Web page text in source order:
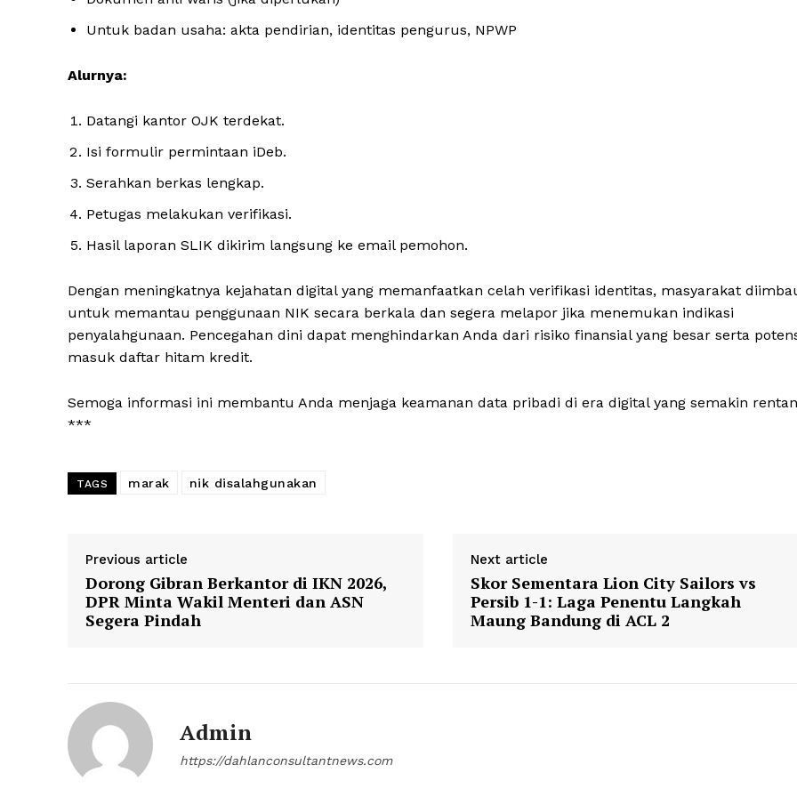
Untuk badan usaha: akta pendirian, identitas pengurus, NPWP
Alurnya:
Datangi kantor OJK terdekat.
Isi formulir permintaan iDeb.
Serahkan berkas lengkap.
Petugas melakukan verifikasi.
Hasil laporan SLIK dikirim langsung ke email pemohon.
Dengan meningkatnya kejahatan digital yang memanfaatkan celah verifikasi identitas, masyarakat
untuk memantau penggunaan NIK secara berkala dan segera melapor jika menemukan indikasi
penyalahgunaan. Pencegahan dini dapat menghindarkan Anda dari risiko finansial yang besar serta
masuk daftar hitam kredit.
Semoga informasi ini membantu Anda menjaga keamanan data pribadi di era digital yang semakin
***
TAGS marak nik disalahgunakan
Previous article
Dorong Gibran Berkantor di IKN 2026,
DPR Minta Wakil Menteri dan ASN
Segera Pindah
Next article
Skor Sementara Lion City Sailors vs
Persib 1-1: Laga Penentu Langkah
Maung Bandung di ACL 2
Admin
https://dahlanconsultantnews.com